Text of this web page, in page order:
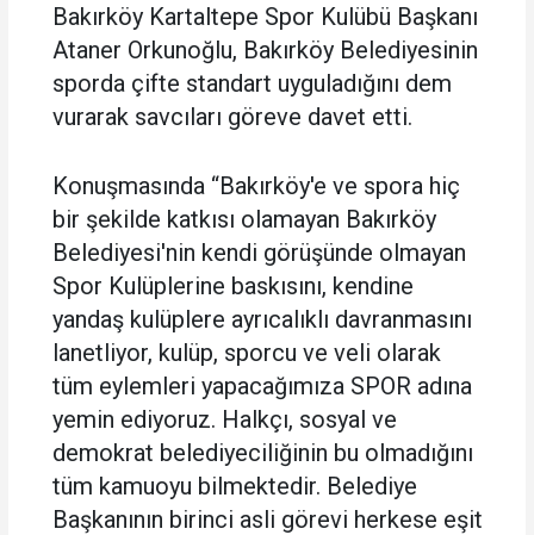
Bakırköy Kartaltepe Spor Kulübü Başkanı
Ataner Orkunoğlu, Bakırköy Belediyesinin
sporda çifte standart uyguladığını dem
vurarak savcıları göreve davet etti.
Konuşmasında “Bakırköy'e ve spora hiç
bir şekilde katkısı olamayan Bakırköy
Belediyesi'nin kendi görüşünde olmayan
Spor Kulüplerine baskısını, kendine
yandaş kulüplere ayrıcalıklı davranmasını
lanetliyor, kulüp, sporcu ve veli olarak
tüm eylemleri yapacağımıza SPOR adına
yemin ediyoruz. Halkçı, sosyal ve
demokrat belediyeciliğinin bu olmadığını
tüm kamuoyu bilmektedir. Belediye
Başkanının birinci asli görevi herkese eşit